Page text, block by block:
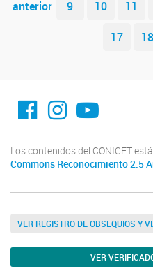
Navegador de
anterior 9 10 11
17
18
facebook imit.conicet
imit.conicet
Youtube
Los contenidos del CONICET
Commons Reconocimiento 2.5
VER REGISTRO DE OBSEQUIOS Y
VER